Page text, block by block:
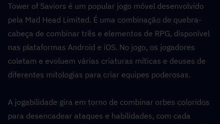
Tower of Saviors é um popular jogo móvel desenvolvido
pela Mad Head Limited. É uma combinação de quebra-
cabeça de combinar três e elementos de RPG, disponível
nas plataformas Android e iOS. No jogo, os jogadores
coletam e evoluem várias criaturas míticas e deuses de
diferentes mitologias para criar equipes poderosas.
A jogabilidade gira em torno de combinar orbes coloridos
para desencadear ataques e habilidades, com cada